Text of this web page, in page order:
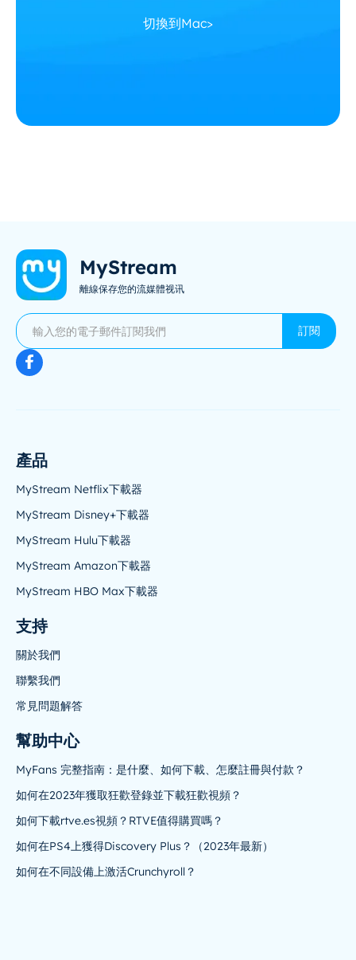
切換到Mac>
MyStream
離線保存您的流媒體视讯
訂閱
產品
MyStream Netflix下載器
MyStream Disney+下載器
MyStream Hulu下載器
MyStream Amazon下載器
MyStream HBO Max下載器
支持
關於我們
聯繫我們
常見問題解答
幫助中心
MyFans 完整指南：是什麼、如何下載、怎麼註冊與付款？
如何在2023年獲取狂歡登錄並下載狂歡視頻？
如何下載rtve.es視頻？RTVE值得購買嗎？
如何在PS4上獲得Discovery Plus？（2023年最新）
如何在不同設備上激活Crunchyroll？